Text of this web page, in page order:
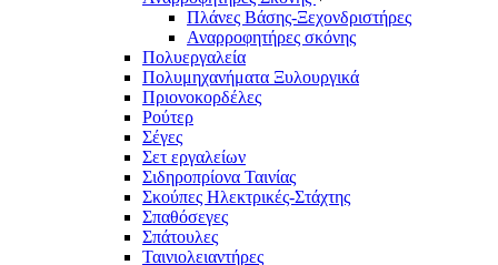
Πλάνες Βάσης-Ξεχονδριστήρες
Αναρροφητήρες σκόνης
Πολυεργαλεία
Πολυμηχανήματα Ξυλουργικά
Πριονοκορδέλες
Ρούτερ
Σέγες
Σετ εργαλείων
Σιδηροπρίονα Ταινίας
Σκούπες Ηλεκτρικές-Στάχτης
Σπαθόσεγες
Σπάτουλες
Ταινιολειαντήρες